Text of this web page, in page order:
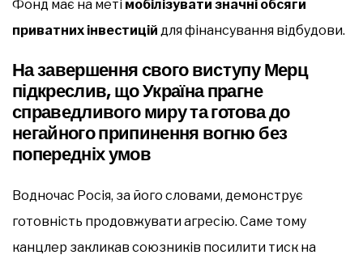
Фонд має на меті мобілізувати значні обсяги
приватних інвестицій для фінансування відбудови.
На завершення свого виступу Мерц
підкреслив, що Україна прагне
справедливого миру та готова до
негайного припинення вогню без
попередніх умов
Водночас Росія, за його словами, демонструє
готовність продовжувати агресію. Саме тому
канцлер закликав союзників посилити тиск на